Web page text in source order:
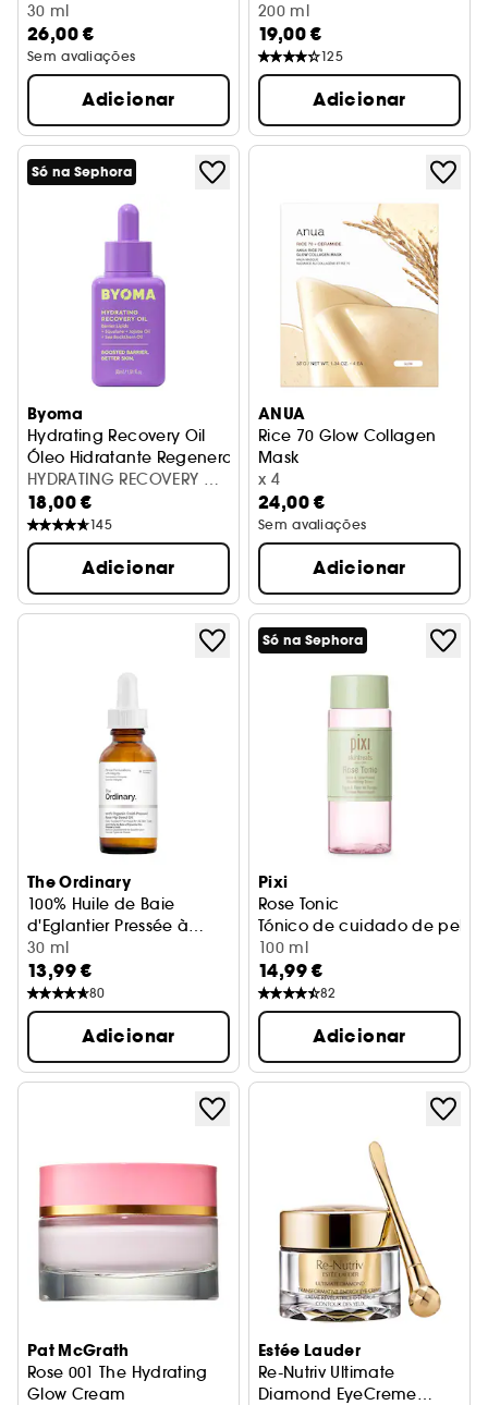
Sérum calmante e reequilibrante
30 ml
26,00 €
Sem avaliações
Adicionar
200 ml
19,00 €
125
Adicionar
Só na Sephora
Byoma
Hydrating Recovery Oil
Óleo Hidratante Regenerador
HYDRATING RECOVERY OIL
30ML
18,00 €
145
Adicionar
ANUA
Rice 70 Glow Collagen
Mask
Máscara de hidrogel de
x 4
24,00 €
Sem avaliações
Adicionar
The Ordinary
100% Huile de Baie
d'Eglantier Pressée à
Froid
Óleo Hidratante
30 ml
13,99 €
80
Adicionar
Só na Sephora
Pixi
Rose Tonic
Tónico de cuidado de pele
100 ml
14,99 €
82
Adicionar
Pat McGrath
Rose 001 The Hydrating
Glow Cream
Estée Lauder
Re-Nutriv Ultimate
Diamond EyeCreme